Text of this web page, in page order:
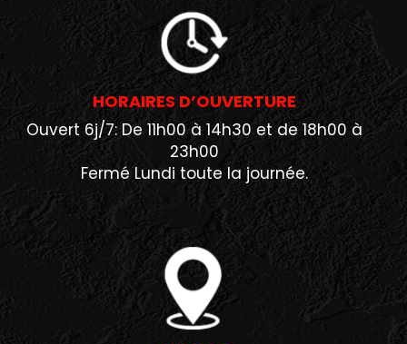
HORAIRES D’OUVERTURE
Ouvert 6j/7: De 11h00 à 14h30 et de 18h00 à
23h00
Fermé Lundi toute la journée.